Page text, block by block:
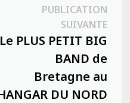
PUBLICATION
SUIVANTE
Le PLUS PETIT BIG
BAND de
Bretagne au
DU NORD